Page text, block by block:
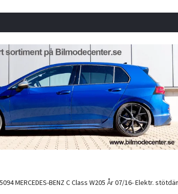
MERCEDES-BENZ C Class W205 År 07/16- Elektr.